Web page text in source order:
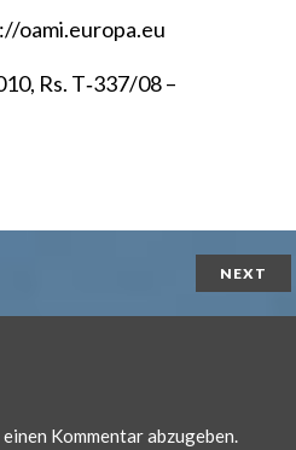
oami.europa.eu
Rs. T‑337/08 –
NEXT
einen Kommentar abzugeben.